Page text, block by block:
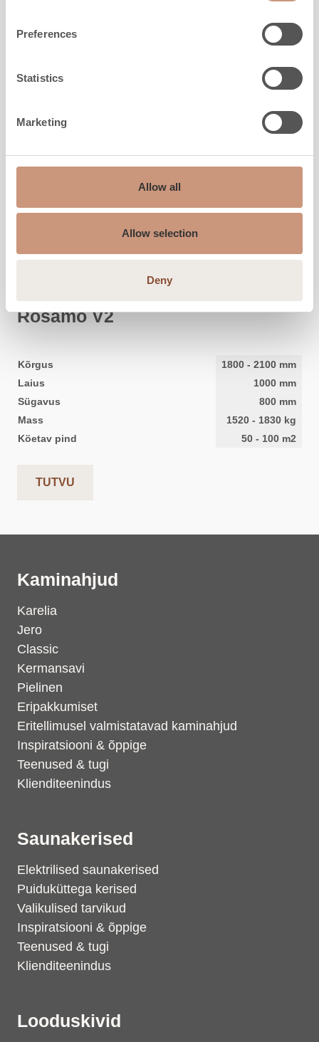
Preferences
Statistics
Marketing
Allow all
Allow selection
Deny
Rosamo V2
Kõrgus 1800 - 2100 mm
Laius
1000 mm
Sügavus
800 mm
Mass
1520 - 1830 kg
Köetav pind
50 - 100 m2
TUTVU
Kaminahjud
Karelia
Jero
Classic
Kermansavi
Pielinen
Eripakkumiset
Eritellimusel valmistatavad kaminahjud
Inspiratsiooni & õppige
Teenused & tugi
Klienditeenindus
Saunakerised
Elektrilised saunakerised
Puiduküttega kerised
Valikulised tarvikud
Inspiratsiooni & õppige
Teenused & tugi
Klienditeenindus
Looduskivid